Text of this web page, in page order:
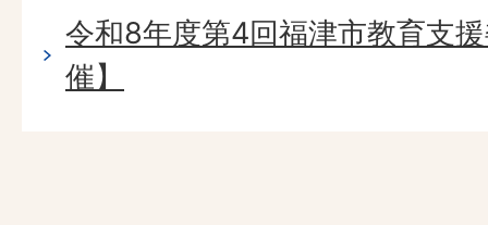
令和8年度第4回福津市教育支
催】